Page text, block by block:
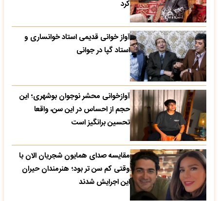
کرد
آواز خوانی قدیمی استاد خوانساری و
استاد گپا در جوانی
آوازخوانی محشر نوجوان بوشهری؛ این
حجم از احساس در این سن، واقعا
تحسین‌ برانگیز است
مقایسه صدای همایون شجریان الان با
وقتی کم سن تر بود؛ هنرمندان حیران
این اجرایش شدند